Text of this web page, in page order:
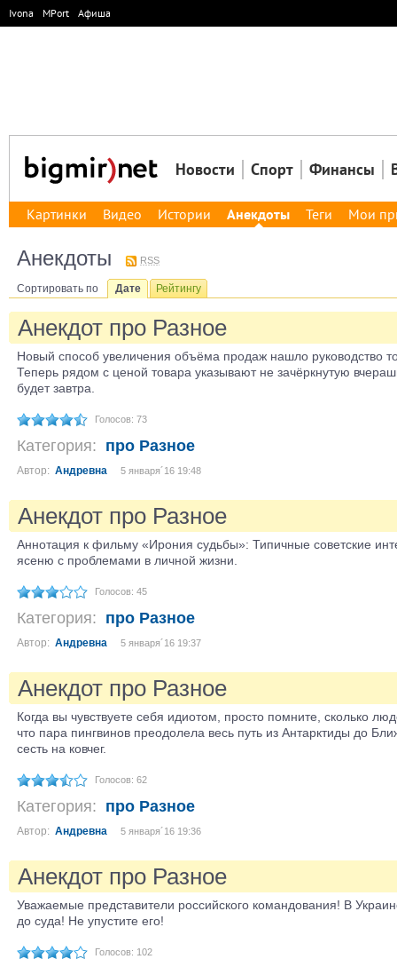
Ivona MPort Афиша
Новости Спорт Финансы
Картинки Видео Истории Анекдоты Теги Мои
Анекдоты RSS
Сортировать по Дате Рейтингу
Анекдот про Разное
Новый способ увеличения объёма продаж нашло руководство
Теперь рядом с ценой товара указывают не зачёркнутую
будет завтра.
Голосов: 73
Категория: про Разное
Автор: Андревна 5 января´16 19:48
Анекдот про Разное
Аннотация к фильму «Ирония судьбы»: Типичные советские
ясеню с проблемами в личной жизни.
Голосов: 45
Категория: про Разное
Автор: Андревна 5 января´16 19:37
Анекдот про Разное
Когда вы чувствуете себя идиотом, просто помните, сколько
что пара пингвинов преодолела весь путь из Антарктиды до
сесть на ковчег.
Голосов: 62
Категория: про Разное
Автор: Андревна 5 января´16 19:36
Анекдот про Разное
Уважаемые представители российского командования! В
до суда! Не упустите его!
Голосов: 102